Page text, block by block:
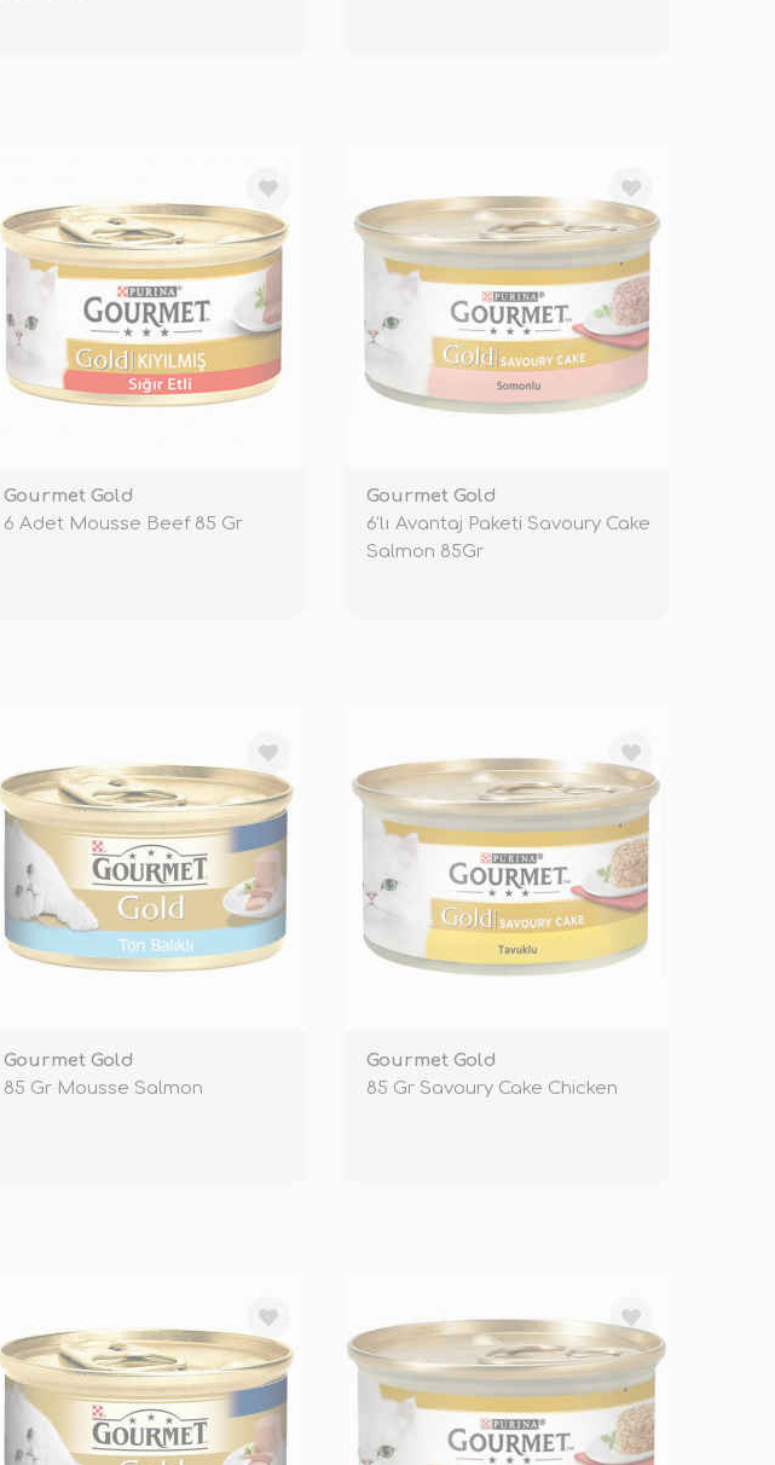
Gourmet Gold
6 Adet Mousse Beef 85 Gr
Gourmet Gold
6'lı Avantaj Paketi Savoury Cake
Salmon 85Gr
Gourmet Gold
85 Gr Mousse Salmon
Gourmet Gold
85 Gr Savoury Cake Chicken